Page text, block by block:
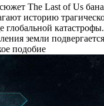
The Last of Us
историю
глобальной
земли
подобие